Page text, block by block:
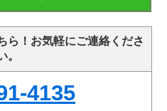
ら！お気軽にご連絡くださ
。
4135